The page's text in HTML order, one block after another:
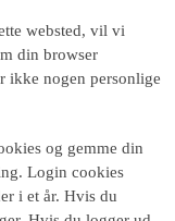
websted, vil vi
din browser
ikke nogen personlige
og gemme din
Login cookies
i et år. Hvis du